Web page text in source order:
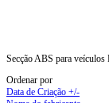
Secção ABS para veículos
Ordenar por
Data de Criação +/-